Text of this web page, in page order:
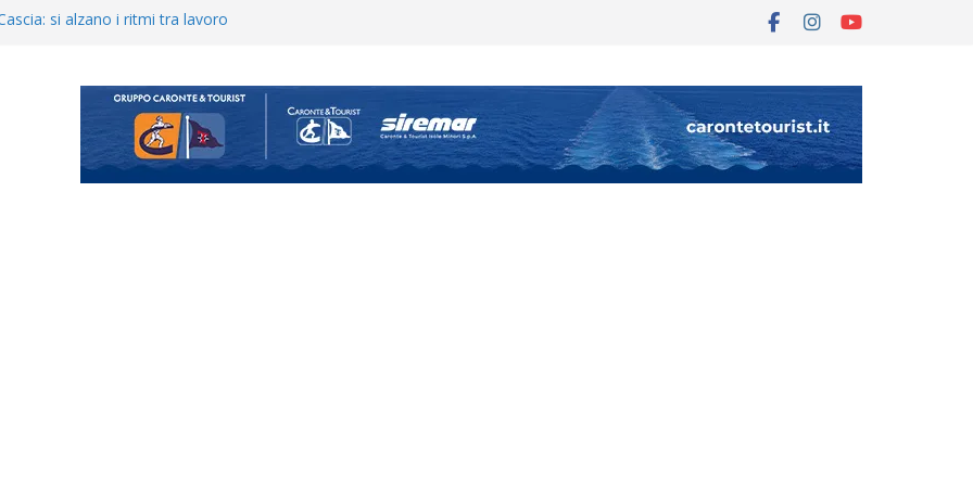
si alzano i ritmi tra lavoro
il terzino Matteo Guerriero
del girone I
i gironi 2026/27. Due